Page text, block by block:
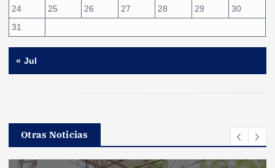
24
25 26 27 28 29
30
31
« Jul
Otras Noticias